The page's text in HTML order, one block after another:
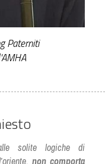
Paterniti
solite logiche di
non comporta